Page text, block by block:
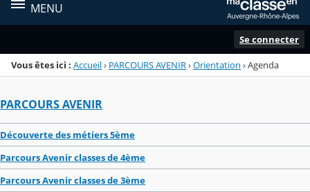
MENU
Se connecter
Vous êtes ici : Accueil› PARCOURS AVENIR›Orientation ›Agenda
PARCOURS AVENIR
Découverte des métiers 5ème
Parcours Avenir classes de 4ème
Parcours Avenir classes de 3ème